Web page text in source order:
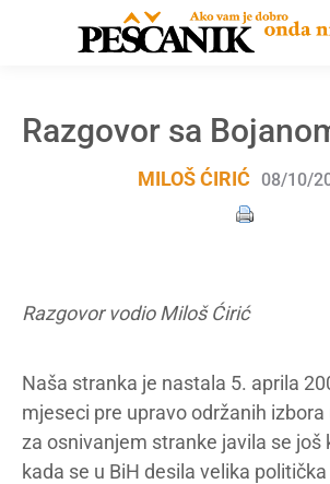
Razgovor sa
MILOŠ ĆIRIĆ 08/10/
Razgovor vodio Miloš Ćirić
Naša stranka je nastala 5. aprila
mjeseci pre upravo održanih izbora
za osnivanjem stranke javila se još
kada se u BiH desila velika